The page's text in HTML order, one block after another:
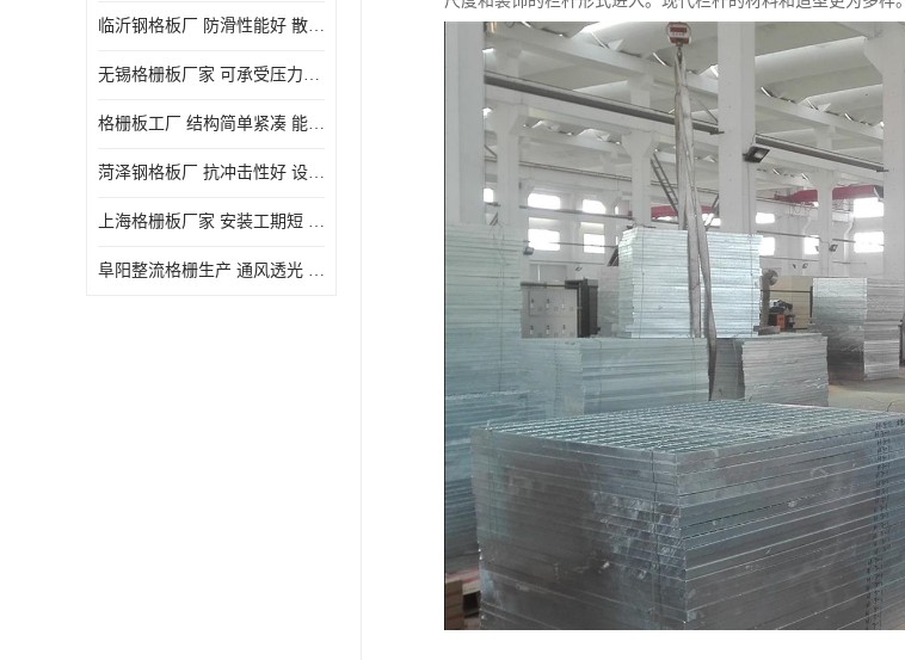
临沂钢格板厂 防滑性能好 散热防爆效果好
无锡格栅板厂家 可承受压力强 安装需要人工少
格栅板工厂 结构简单紧凑 能减少风力破坏
菏泽钢格板厂 抗冲击性好 设计规范 通风透光
上海格栅板厂家 安装工期短 通风好 减少风阻
阜阳整流格栅生产 通风透光 免清理和维护